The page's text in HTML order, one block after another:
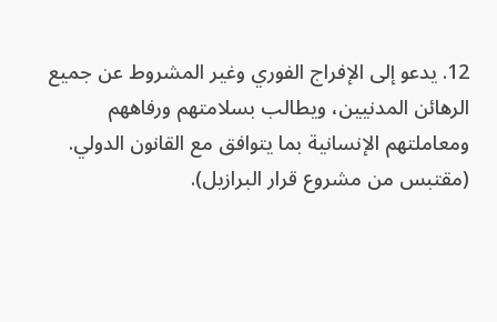
12. يدعو إلى الإفراج الفوري وغير المشروط عن جميع
الرهائن المدنيين، ويطالب بسلامتهم ورفاههم
ومعاملتهم الإنسانية بما يتوافق مع القانون الدولي.
(مقتبس من مشروع قرار البرازيل).